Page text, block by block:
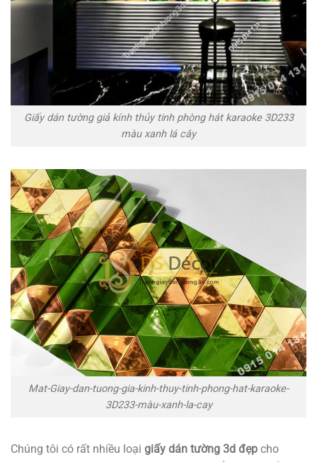
Giấy dán tường giả kính thủy tinh phòng hát karaoke 3D233
màu xanh lá cây
Mat-Giay-dan-tuong-gia-kinh-thuy-tinh-phong-hat-karaoke-
3D233-màu-xanh-la-cay
Chúng tôi có rất nhiều loại giấy dán tường 3d đẹp cho